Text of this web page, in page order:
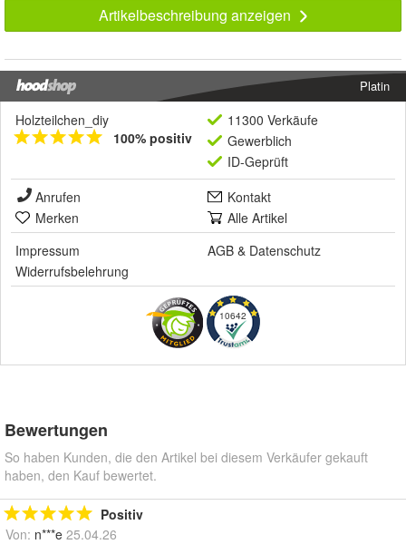
Artikelbeschreibung anzeigen
Platin
Holzteilchen_diy
100% positiv
11300 Verkäufe
Gewerblich
ID-Geprüft
Anrufen
Kontakt
Merken
Alle Artikel
Impressum
AGB & Datenschutz
Widerrufsbelehrung
10642
Bewertungen
So haben Kunden, die den Artikel bei diesem Verkäufer gekauft
haben, den Kauf bewertet.
Positiv
Von: n***e 25.04.26